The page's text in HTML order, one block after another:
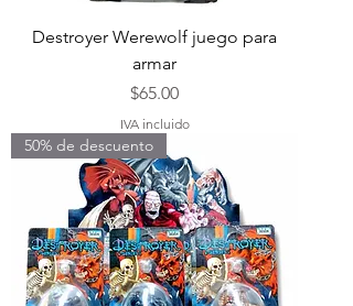
Destroyer Werewolf juego para
armar
Precio
$65.00
IVA incluido
50% de descuento